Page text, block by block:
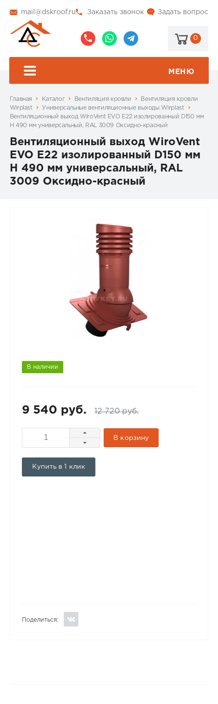
mail@dskroof.ru Задать вопрос
Заказать звонок
0
МЕНЮ
Главная Каталог Вентиляция кровли
Вентиляция кровли
Wirplast
Универсальные вентиляционные выходы Wirplast
Вентиляционный выход WiroVent EVO E22 изолированный D150 мм
Н 490 мм универсальный, RAL 3009 Оксидно-красный
Вентиляционный выход WiroVent
EVO E22 изолированный D150 мм
Н 490 мм универсальный, RAL
3009 Оксидно-красный
В наличии
9 540 руб. 12 720 руб.
В корзину
Купить в 1 клик
Поделиться: